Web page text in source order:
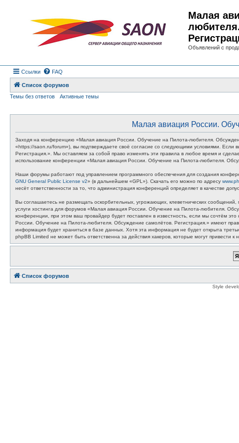
Малая
Объявлений с
Ссылки FAQ
Список форумов
Темы без ответов
Активные темы
Малая авиация России.
Заходя на конференцию «Малая авиация России. Обучение на Пилота-любителя.
«https://saon.ru/forum»), вы подтверждаете своё согласие со следующими условиями.
Регистрация.». Мы оставляем за собой право изменять эти правила в любое время и
использование конференции «Малая авиация России. Обучение на Пилота-любителя.
Наши форумы работают под управлением программного обеспечения для создания
GNU General Public License v2» (в дальнейшем «GPL»). Скачать его можно по адресу
несёт ответственности за то, что администрация конференций определяет в качестве
Вы соглашаетесь не размещать оскорбительных, угрожающих, клеветнических
услуги хостинга для форумов «Малая авиация России. Обучение на Пилота-любителя.
конференции, при этом ваш провайдер будет поставлен в известность, если мы сочтём
России. Обучение на Пилота-любителя. Обсуждение самолётов. Регистрация.» имеют
информация будет храниться в базе данных. Хотя эта информация не будет открыта
phpBB Limited не может быть ответственна за действия хакеров, которые могут привести к
Список форумов
Style